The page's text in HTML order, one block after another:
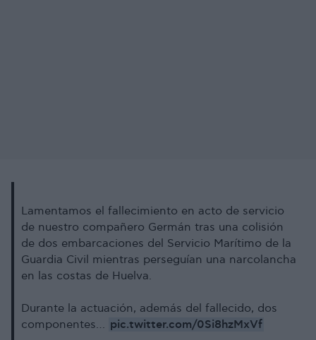
Lamentamos el fallecimiento en acto de servicio
de nuestro compañero Germán tras una colisión
de dos embarcaciones del Servicio Marítimo de la
Guardia Civil mientras perseguían una narcolancha
en las costas de Huelva.
Durante la actuación, además del fallecido, dos
componentes… pic.twitter.com/0Si8hzMxVf